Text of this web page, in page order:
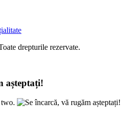
drepturile rezervate.
așteptați!